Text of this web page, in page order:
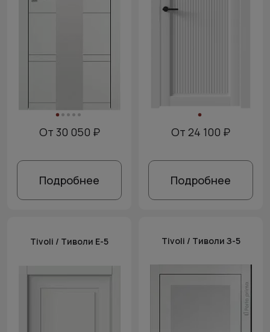
От 30 050 ₽
Подробнее
От 24 100 ₽
Подробнее
Tivoli / Тиволи Е-5 Tivoli / Тиволи З-5